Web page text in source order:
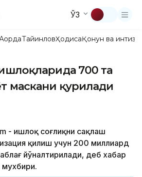
ЎЗ
ТайинловҲодисаҚонун ва
700 та
маскани қурилади
- Қишлоқ соғлиқни сақлаш
қилиш учун 200 миллиард
йўналтирилади, деб хабар